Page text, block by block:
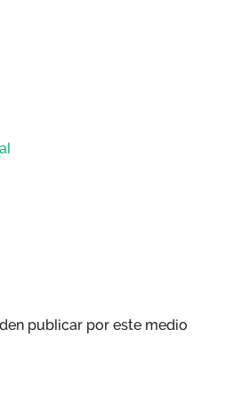
publicar por este medio